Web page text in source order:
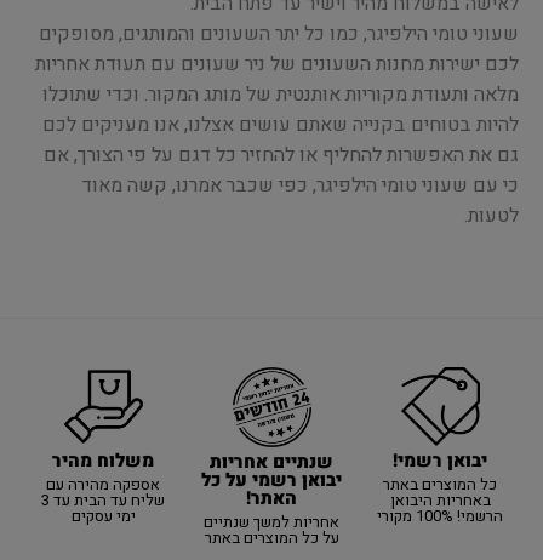
שעוני טומי הילפיגר, כמו כל יתר השעונים והמותגים, מסופקים
לכם ישירות מחנות השעונים של ניר שעונים עם תעודת אחריות
מלאה ותעודת מקוריות אותנטית של מותג המקור. וכדי שתוכלו
להיות בטוחים בקנייה שאתם עושים אצלנו, אנו מעניקים לכם
גם את האפשרות להחליף או להחזיר כל דגם על פי הצורך, אם
כי עם שעוני טומי הילפיגר, כפי שכבר אמרנו, קשה מאוד
לטעות.
יבואן רשמי!
כל המוצרים באתר
באחריות היבואן
הרשמי! 100% מקורי
שנתיים אחריות
יבואן רשמי על כל
האתר!
אחריות למשך שנתיים
על כל המוצרים באתר
משלוח מהיר
אספקה מהירה עם
שליח עד הבית עד 3
ימי עסקים